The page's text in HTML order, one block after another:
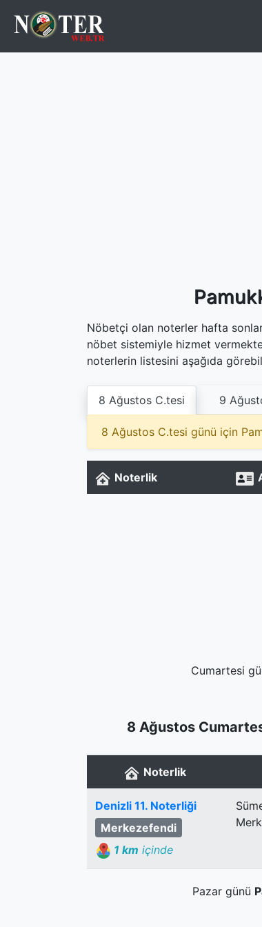
Nöbetçi olan noterler hafta
nöbet sistemiyle hizmet
noterlerin listesini aşağıda
8 Ağustos C.tesi 9
8 Ağustos C.tesi günü için
Noterlik
Cumartesi
8 Ağustos
Noterlik
Denizli 11. Noterliği
Merkezefendi
1 km içinde
Pazar günü